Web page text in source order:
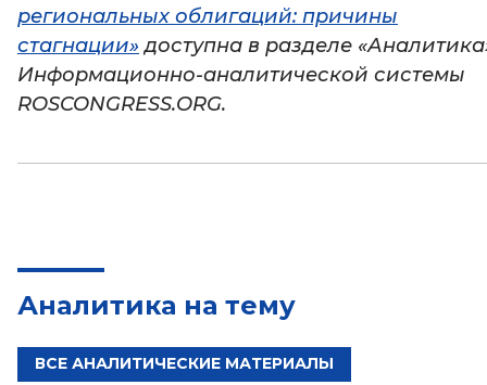
региональных облигаций: причины
стагнации»доступна в разделе
Информационно-аналитической системы
ROSCONGRESS.ORG.
Аналитика на тему
ВСЕ АНАЛИТИЧЕСКИЕ МАТЕРИАЛЫ